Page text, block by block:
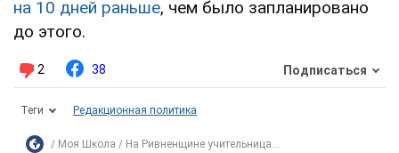
на 10 дней раньше, чем было запланировано
до этого.
2 38 Подписаться
Теги Редакционная политика
Моя Школа На Ривненщине учительница...